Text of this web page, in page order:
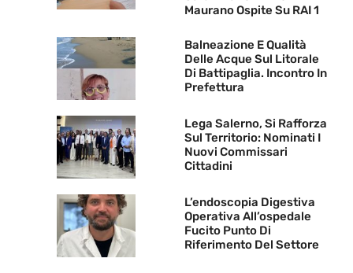
Maurano Ospite Su RAI 1
Balneazione E Qualità
Delle Acque Sul Litorale
Di Battipaglia. Incontro In
Prefettura
Lega Salerno, Si Rafforza
Sul Territorio: Nominati I
Nuovi Commissari
Cittadini
L’endoscopia Digestiva
Operativa All’ospedale
Fucito Punto Di
Riferimento Del Settore